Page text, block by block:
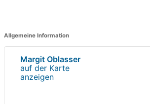
Allgemeine Information
Margit Oblasser
auf der Karte
anzeigen